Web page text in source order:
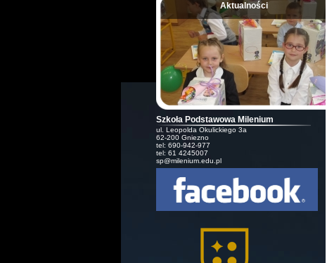
Aktualności
Szkoła Podstawowa Milenium
ul. Leopolda Okulickiego 3a
62-200 Gniezno
tel: 690-942-977
tel: 61 4245007
sp@milenium.edu.pl